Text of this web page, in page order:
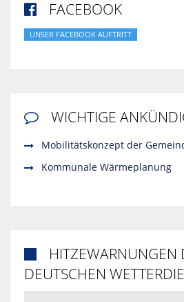
 FACEBOOK
UNSER FACEBOOK AUFTRITT
 WICHTIGE
Mobilitätskonzept der
Kommunale Wärmeplanung
HITZEWARNUNGEN
DEUTSCHEN